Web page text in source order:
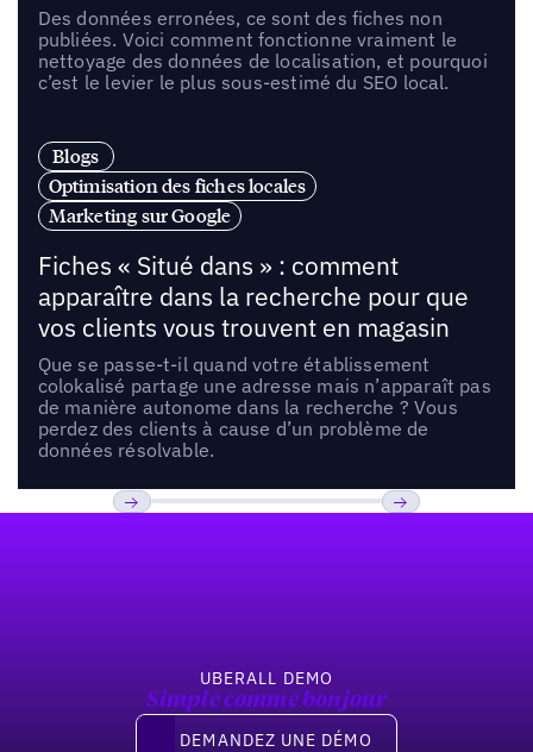
Des données erronées, ce sont des fiches non
publiées. Voici comment fonctionne vraiment le
nettoyage des données de localisation, et pourquoi
c’est le levier le plus sous-estimé du SEO local.
Blogs
Optimisation des fiches locales
Marketing sur Google
Fiches « Situé dans » : comment
apparaître dans la recherche pour que
vos clients vous trouvent en magasin
Que se passe-t-il quand votre établissement
colokalisé partage une adresse mais n’apparaît pas
de manière autonome dans la recherche ? Vous
perdez des clients à cause d’un problème de
données résolvable.
UBERALL DEMO
Simple comme bonjour
Demandez une démo
DEMANDEZ UNE DÉMO